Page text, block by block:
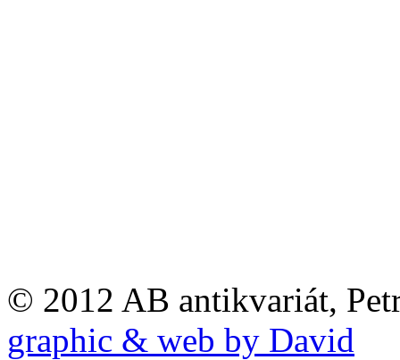
© 2012 AB antikvariát,
graphic & web by David